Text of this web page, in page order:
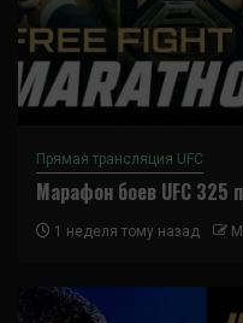
Прямая трансляция UFC
Марафон боев UFC 325
1 неделя тому назад